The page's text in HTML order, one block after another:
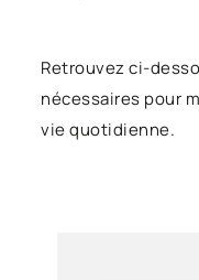
Retrouvez ci-
nécessaires pour
vie quotidienne.